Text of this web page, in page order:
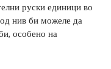
руски единици во
нив би можеле да
особено на